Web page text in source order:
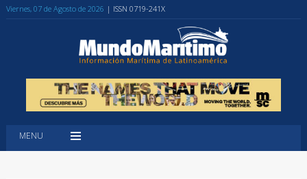
Viernes, 07 de Agosto de 2026 | ISSN 0719-241X
MENU